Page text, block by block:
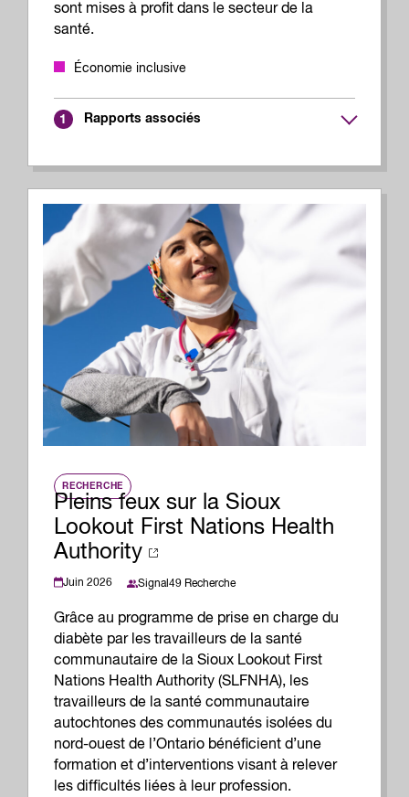
sont mises à profit dans le secteur de la
santé.
Économie inclusive
1 Rapports associés
RECHERCHE
Pleins feux sur la Sioux
Lookout First Nations Health
Authority
Juin 2026 Signal49 Recherche
Grâce au programme de prise en charge du
diabète par les travailleurs de la santé
communautaire de la Sioux Lookout First
Nations Health Authority (SLFNHA), les
travailleurs de la santé communautaire
autochtones des communautés isolées du
nord-ouest de l’Ontario bénéficient d’une
formation et d’interventions visant à relever
les difficultés liées à leur profession.